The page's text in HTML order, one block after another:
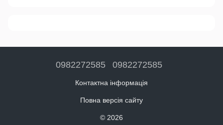
0982272585 0982272585
Контактна інформація
Повна версія сайту
© 2026